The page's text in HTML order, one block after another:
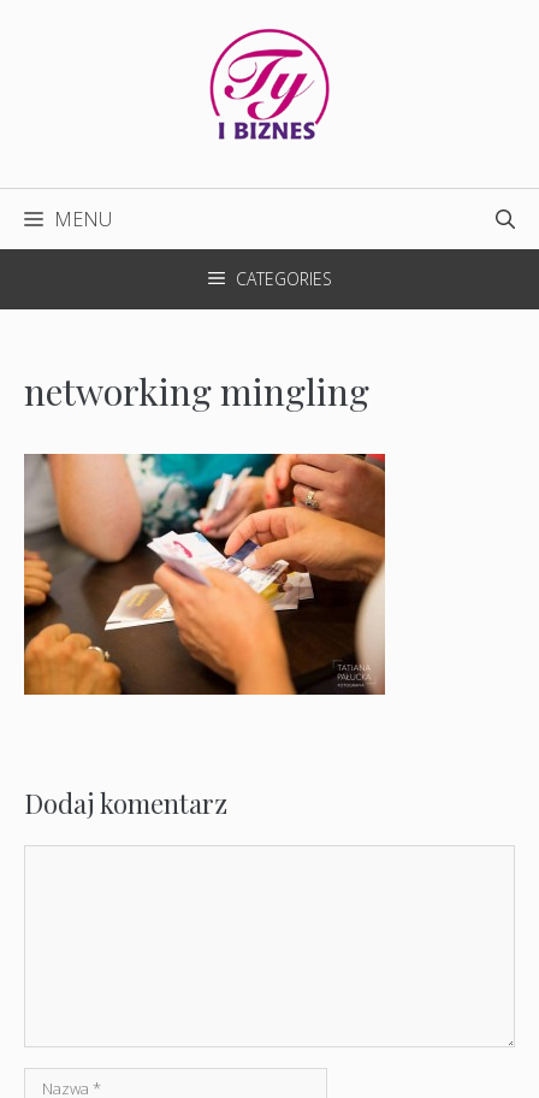
MENU
CATEGORIES
networking mingling
Dodaj komentarz
Nazwa